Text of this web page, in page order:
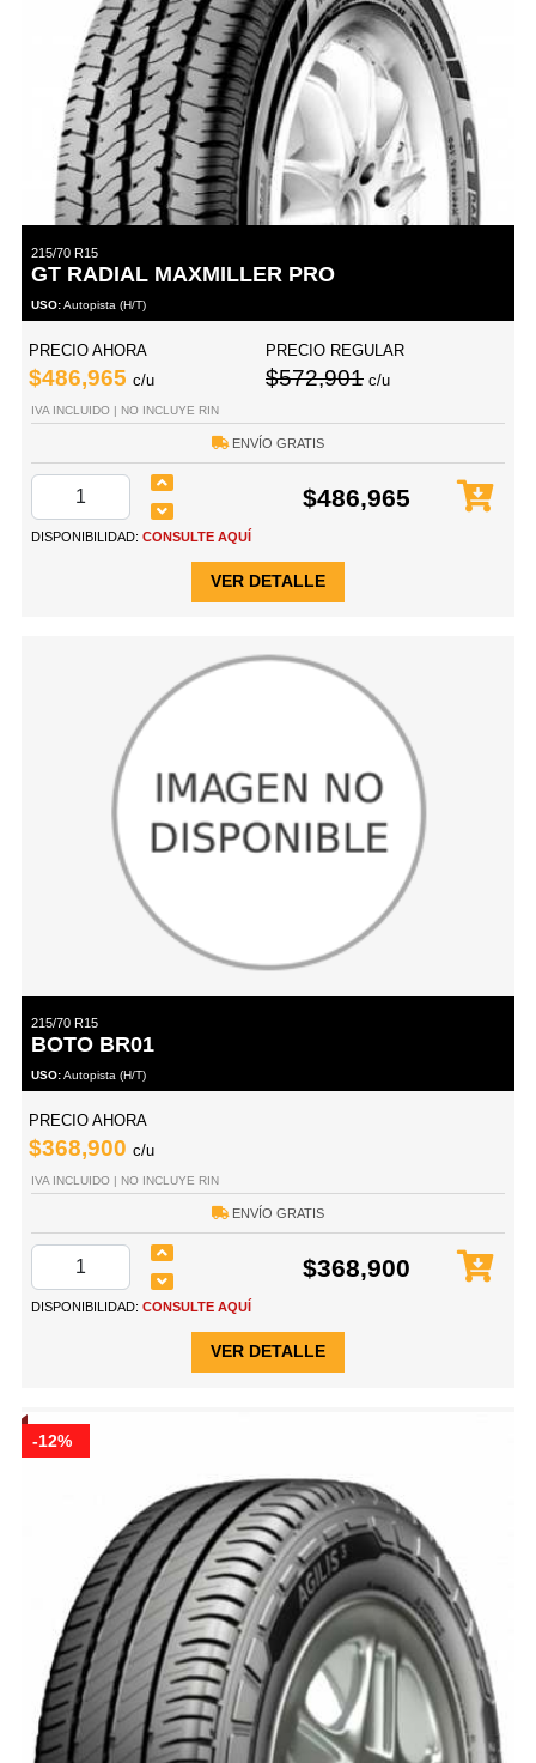
215/70 R15
GT RADIAL MAXMILLER PRO
USO:Autopista (H/T)
PRECIO AHORA
$486,965 c/u
PRECIO REGULAR
$572,901 c/u
IVA INCLUIDO | NO INCLUYE RIN
ENVÍO GRATIS
$486,965
DISPONIBILIDAD: CONSULTE AQUÍ
VER DETALLE
215/70 R15
BOTO BR01
USO:Autopista (H/T)
PRECIO AHORA
$368,900 c/u
IVA INCLUIDO | NO INCLUYE RIN
ENVÍO GRATIS
$368,900
DISPONIBILIDAD: CONSULTE AQUÍ
VER DETALLE
-12%